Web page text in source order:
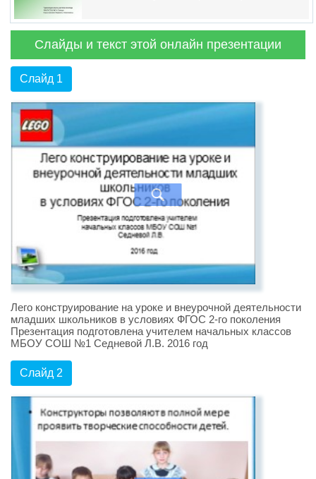
Слайды и текст этой онлайн презентации
Слайд 1
Лего конструирование на уроке и внеурочной деятельности
младших школьников в условиях ФГОС 2-го поколения
Презентация подготовлена учителем начальных классов
МБОУ СОШ №1 Седневой Л.В. 2016 год
Слайд 2